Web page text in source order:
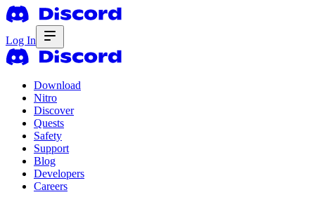
Log In
Download
Nitro
Discover
Quests
Safety
Support
Blog
Developers
Careers